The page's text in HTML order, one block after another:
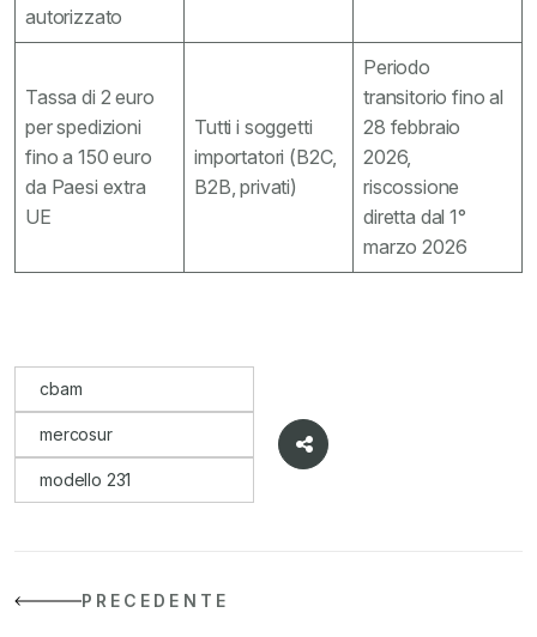
autorizzato
Tassa di 2 euro
per spedizioni
fino a 150 euro
da Paesi extra
UE
Tutti i soggetti
importatori (B2C,
B2B, privati)
Periodo
transitorio fino al
28 febbraio
2026,
riscossione
diretta dal 1°
marzo 2026
cbam
mercosur
modello 231
PRECEDENTE